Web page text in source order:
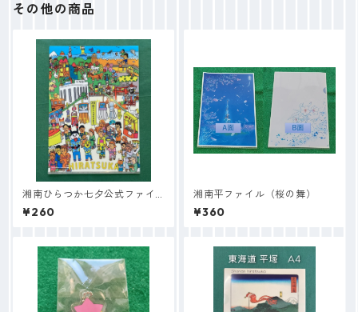
その他の商品
湘南ひらつか七夕公式ファイ
ル
¥260
湘南平ファイル（桜の舞）
¥360